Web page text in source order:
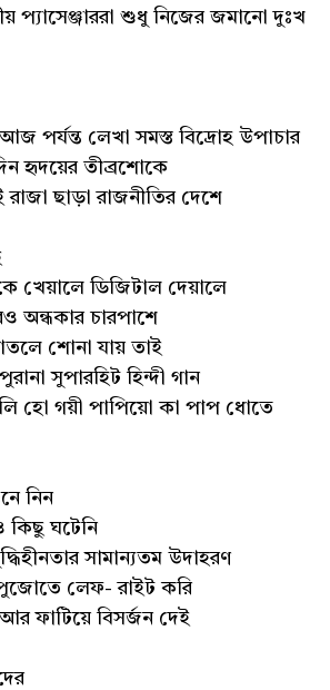
প্যাসেঞ্জাররা শুধু নিজের জমানো দুঃখ
পর্যন্ত লেখা সমস্ত বিদ্রোহ উপাচার
হৃদয়ের তীব্রশোকে
ছাড়া রাজনীতির দেশে
খেয়ালে ডিজিটাল দেয়ালে
অন্ধকার চারপাশে
শোনা যায় তাই
সুপারহিট হিন্দী গান
হো গয়ী পাপিয়ো কা পাপ ধোতে
নিন
ঘটেনি
সামান্যতম উদাহরণ
লেফ- রাইট করি
ফাটিয়ে বিসর্জন দেই